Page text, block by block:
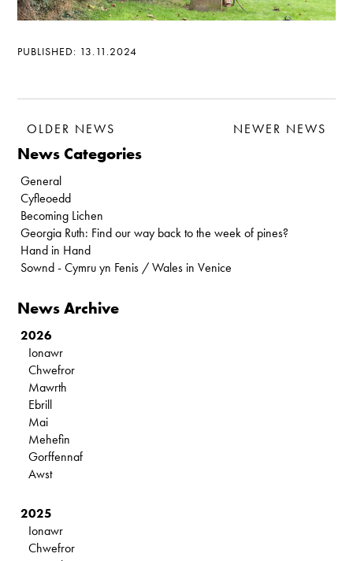
PUBLISHED: 13.11.2024
OLDER NEWS NEWER NEWS
News Categories
General
Cyfleoedd
Becoming Lichen
Georgia Ruth: Find our way back to the week of pines?
Hand in Hand
Sownd - Cymru yn Fenis / Wales in Venice
News Archive
2026
Ionawr
Chwefror
Mawrth
Ebrill
Mai
Mehefin
Gorffennaf
Awst
2025
Ionawr
Chwefror